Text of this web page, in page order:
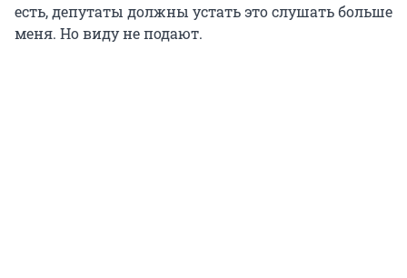
есть, депутаты должны устать это слушать больше
меня. Но виду не подают.